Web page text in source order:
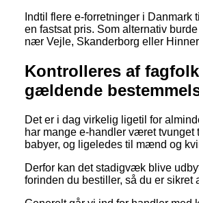
Indtil flere e-forretninger i
en fastsat pris. Som alternativ
nær Vejle, Skanderborg eller
Kontrolleres af
gældende
Det er i dag virkelig ligetil for
har mange e-handler været
babyer, og ligeledes til mænd og
Derfor kan det stadigvæk blive
forinden du bestiller, så du er sikret